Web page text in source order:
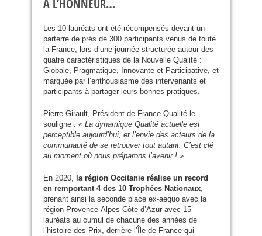
À L’HONNEUR…
Les 10 lauréats ont été récompensés devant un
parterre de près de 300 participants venus de toute
la France, lors d’une journée structurée autour des
quatre caractéristiques de la Nouvelle Qualité :
Globale, Pragmatique, Innovante et Participative, et
marquée par l’enthousiasme des intervenants et
participants à partager leurs bonnes pratiques.
Pierre Girault, Président de France Qualité le
souligne : « La dynamique Qualité actuelle est
perceptible aujourd’hui, et l’envie des acteurs de la
communauté de se retrouver tout autant. C’est clé
au moment où nous préparons l’avenir ! ».
En 2020, la région Occitanie réalise un record
en remportant 4 des 10 Trophées Nationaux,
prenant ainsi la seconde place ex-aequo avec la
région Provence-Alpes-Côte-d’Azur avec 15
lauréats au cumul de chacune des années de
l’histoire des Prix, derrière l’Île-de-France qui